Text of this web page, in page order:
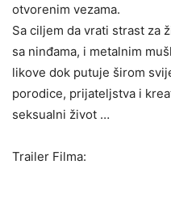
otvorenim vezama.
Sa ciljem da vrati strast za
sa ninđama, i metalnim
likove dok putuje širom
porodice, prijateljstva i
seksualni život …
Trailer Filma: